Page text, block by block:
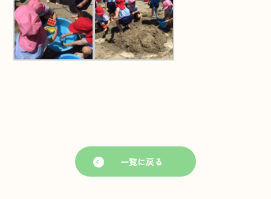
一覧に戻る